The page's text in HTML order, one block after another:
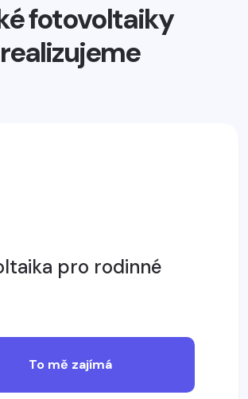
fotovoltaiky
realizujeme
pro rodinné
To mě zajímá